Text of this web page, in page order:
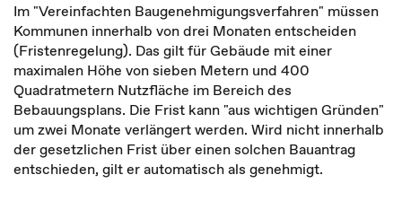
Im "Vereinfachten Baugenehmigungsverfahren" müssen
Kommunen innerhalb von drei Monaten entscheiden
(Fristenregelung). Das gilt für Gebäude mit einer
maximalen Höhe von sieben Metern und 400
Quadratmetern Nutzfläche im Bereich des
Bebauungsplans. Die Frist kann "aus wichtigen Gründen"
um zwei Monate verlängert werden. Wird nicht innerhalb
der gesetzlichen Frist über einen solchen Bauantrag
entschieden, gilt er automatisch als genehmigt.